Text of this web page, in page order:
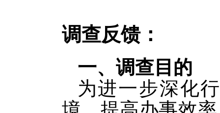
调查反馈：
一、调查目的
为进一步深化